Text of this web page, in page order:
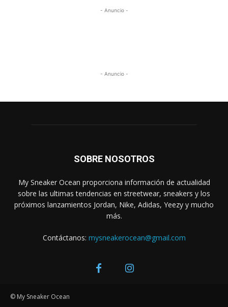
- Anuncio -
- Anuncio -
SOBRE NOSOTROS
My Sneaker Ocean proporciona información de actualidad
sobre las ultimas tendencias en streetwear, sneakers y los
próximos lanzamientos Jordan, Nike, Adidas, Yeezy y mucho
más.
Contáctanos: mysneakerocean@gmail.com
© My Sneaker Ocean